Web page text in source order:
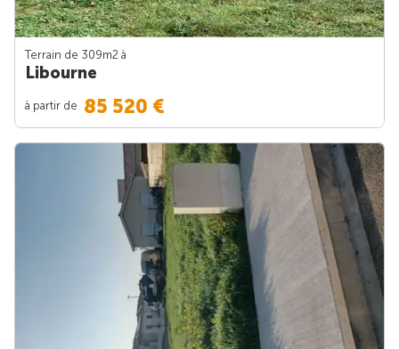
Terrain de 309m2 à
Libourne
à partir de 85 520 €